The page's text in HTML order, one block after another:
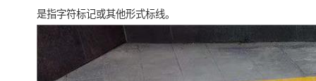
是指字符标记或其他形式标线。